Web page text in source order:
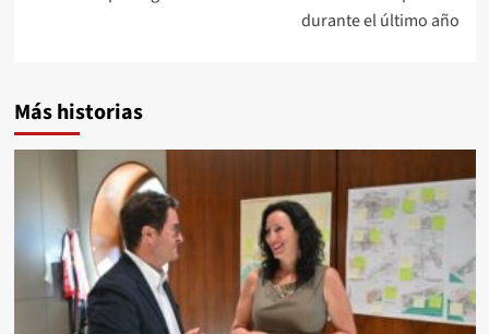
durante el último año
Más historias